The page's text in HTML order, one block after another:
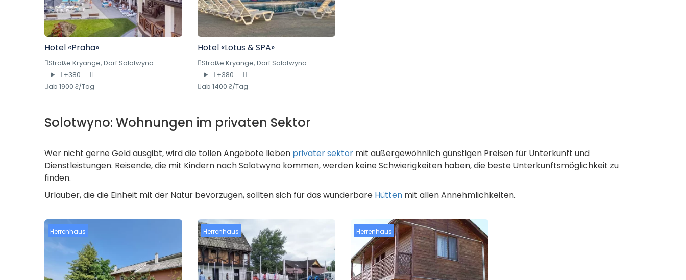
Hotel «Praha»
Straße Kryange, Dorf Solotwyno
+380 ....
ab 1900 ₴/Tag
Hotel «Lotus & SPA»
Straße Kryange, Dorf Solotwyno
+380 ....
ab 1400 ₴/Tag
Solotwyno: Wohnungen im privaten Sektor
Wer nicht gerne Geld ausgibt, wird die tollen Angebote lieben privater sektor mit außergewöhnlich günstigen Preisen für Unterkunft und
Dienstleistungen. Reisende, die mit Kindern nach Solotwyno kommen, werden keine Schwierigkeiten haben, die beste Unterkunftsmöglichkeit zu
finden.
Urlauber, die die Einheit mit der Natur bevorzugen, sollten sich für das wunderbare Hütten mit allen Annehmlichkeiten.
Herrenhaus Herrenhaus Herrenhaus